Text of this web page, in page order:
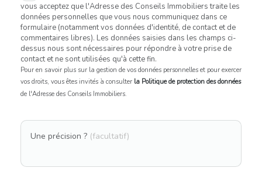
vous acceptez que l'Adresse des Conseils Immobiliers traite les
données personnelles que vous nous communiquez dans ce
formulaire (notamment vos données d'identité, de contact et de
commentaires libres). Les données saisies dans les champs ci-
dessus nous sont nécessaires pour répondre à votre prise de
contact et ne sont utilisées qu'à cette fin.
Pour en savoir plus sur la gestion de vos données personnelles et pour exercer
vos droits, vous êtes invités à consulter la Politique de protection des données
de l'Adresse des Conseils Immobiliers.
Une précision ? (facultatif)